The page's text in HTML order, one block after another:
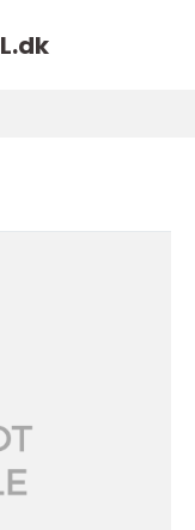
dk